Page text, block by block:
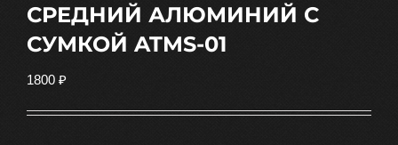
СРЕДНИЙ АЛЮМИНИЙ С
СУМКОЙ ATMS-01
1800 ₽